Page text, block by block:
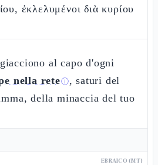
ἐκλελυμένοι διὰ κυρίου
al capo d'ogni
nella reteⓘ, saturi del
della minaccia del tuo
EBRAICO (MT)